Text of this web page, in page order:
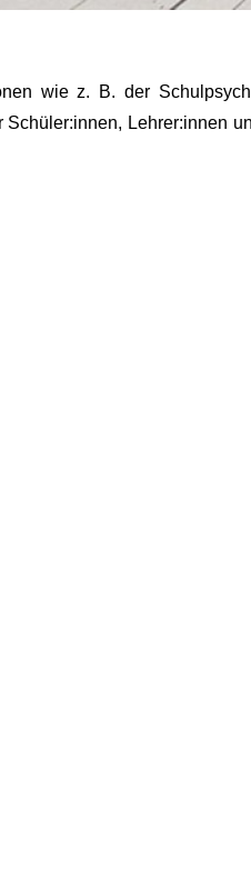
wie z. B. der
Lehrer:innen